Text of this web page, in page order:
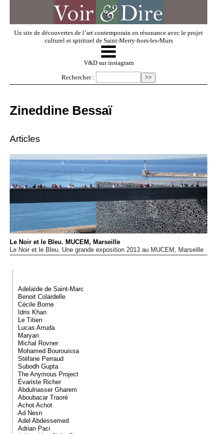
Un site de découvertes de l’art contemporain en résonance avec le projet
culturel et spirituel de Saint-Merry-hors-les-Murs
V & D
Regarder
Dossiers
Événements
Sacré
☰
V&D sur instagram
Rechercher :
Zineddine Bessaï
Articles
Le Noir et le Bleu. MUCEM, Marseille
Le Noir et le Bleu. Une grande exposition 2013 au MUCEM, Marseille
Adelaïde de Saint-Marc
Benoit Colardelle
Cécile Borne
Idris Khan
Le Titien
Lucas Arruda
Maryan
Michal Rovner
Mohamed Bourouissa
Stéfane Perraud
Subodh Gupta
The Anymous Project
Évariste Richer
Abdulnasser Gharem
Aboubacar Traoré
Achot Achot
Ad Nesn
Adel Abdessemed
Adrian Paci